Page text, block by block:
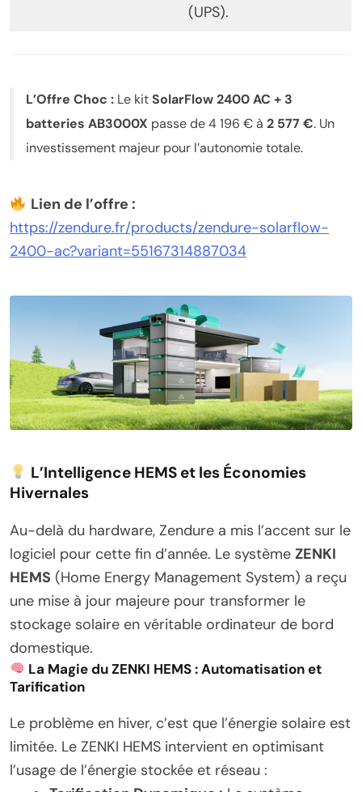
(UPS).
L’Offre Choc : Le kitSolarFlow 2400 AC + 3
batteries AB3000X passe de 4 196 € à 2 577 €. Un
investissement majeur pour l’autonomie totale.
Lien de l’offre :
https://zendure.fr/products/zendure-solarflow-
2400-ac?variant=55167314887034
L’Intelligence HEMS et les Économies
Hivernales
Au-delà du hardware, Zendure a mis l’accent sur le
logiciel pour cette fin d’année. Le système ZENKI
HEMS (Home Energy Management System) a reçu
une mise à jour majeure pour transformer le
stockage solaire en véritable ordinateur de bord
domestique.
La Magie du ZENKI HEMS : Automatisation et
Tarification
Le problème en hiver, c’est que l’énergie solaire est
limitée. Le ZENKI HEMS intervient en optimisant
l’usage de l’énergie stockée et réseau :